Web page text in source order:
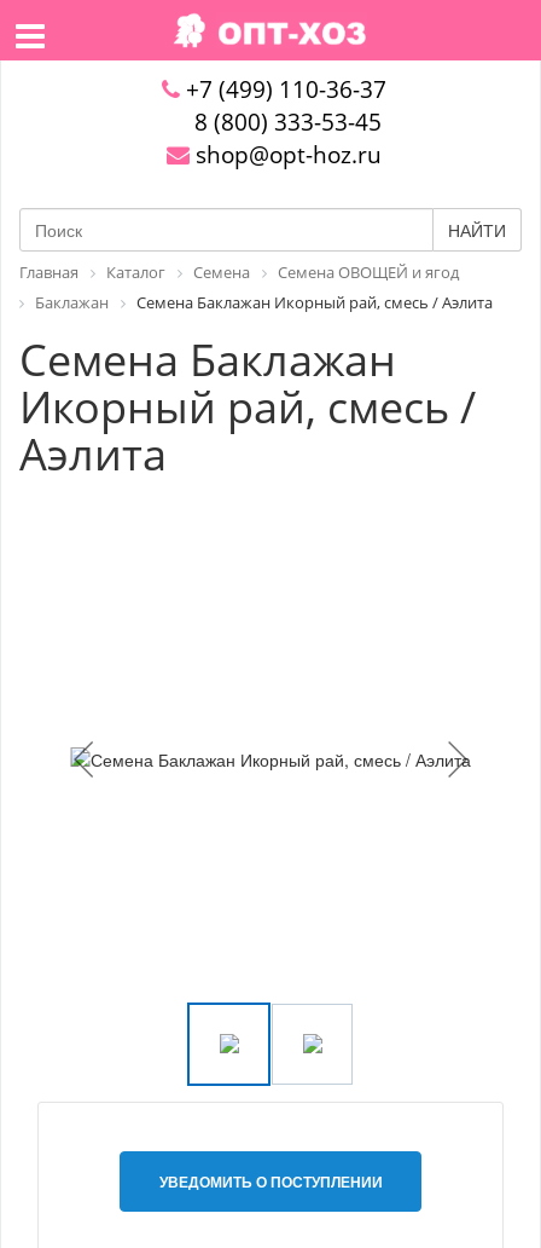
+7 (499) 110-36-37
8 (800) 333-53-45
shop@opt-hoz.ru
НАЙТИ
Главная Каталог Семена
Семена ОВОЩЕЙ и ягод
Баклажан
Семена Баклажан Икорный рай, смесь / Аэлита
Семена Баклажан
Икорный рай, смесь /
Аэлита
УВЕДОМИТЬ О ПОСТУПЛЕНИИ